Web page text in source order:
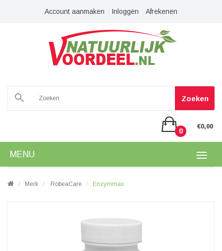
Account aanmaken Inloggen Afrekenen
Zoeken
0
€0,00
MENU
Merk RobeaCare Enzymmax